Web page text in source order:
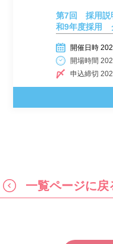
第7回 採用説
和9年度採用
スマス・フォ
開催日時
開場時間
申込締切
一覧ページに戻